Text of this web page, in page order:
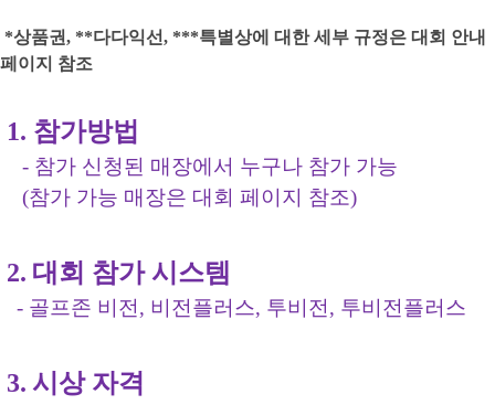
*상품권, **다다익선, ***특별상에 대한 세부 규정은 대회 안내
페이지 참조
1. 참가방법
- 참가 신청된 매장에서 누구나 참가 가능
(참가 가능 매장은 대회 페이지 참조)
2. 대회 참가 시스템
- 골프존 비전, 비전플러스, 투비전, 투비전플러스
3. 시상 자격